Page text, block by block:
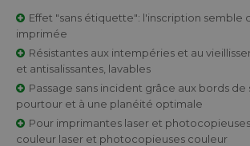
Effet "sans étiquette": l'inscription semble
imprimée
Résistantes aux intempéries et au
et antisalissantes, lavables
Passage sans incident grâce aux bords de
pourtour et à une planéité optimale
Pour imprimantes laser et
couleur laser et photocopieuses couleur